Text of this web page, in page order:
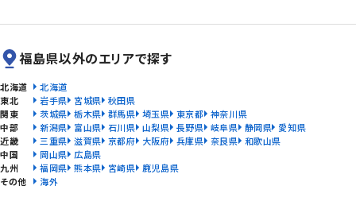
福島県以外のエリアで探す
北海道
北海道
東北
岩手県 宮城県 秋田県
関東
茨城県 栃木県 群馬県 埼玉県 東京都
神奈川県
中部
新潟県 富山県 石川県 山梨県 長野県 岐阜県 静岡県 愛知県
近畿
三重県 滋賀県 京都府 大阪府 兵庫県 奈良県 和歌山県
中国
岡山県
広島県
九州
福岡県 熊本県 宮崎県
鹿児島県
その他
海外